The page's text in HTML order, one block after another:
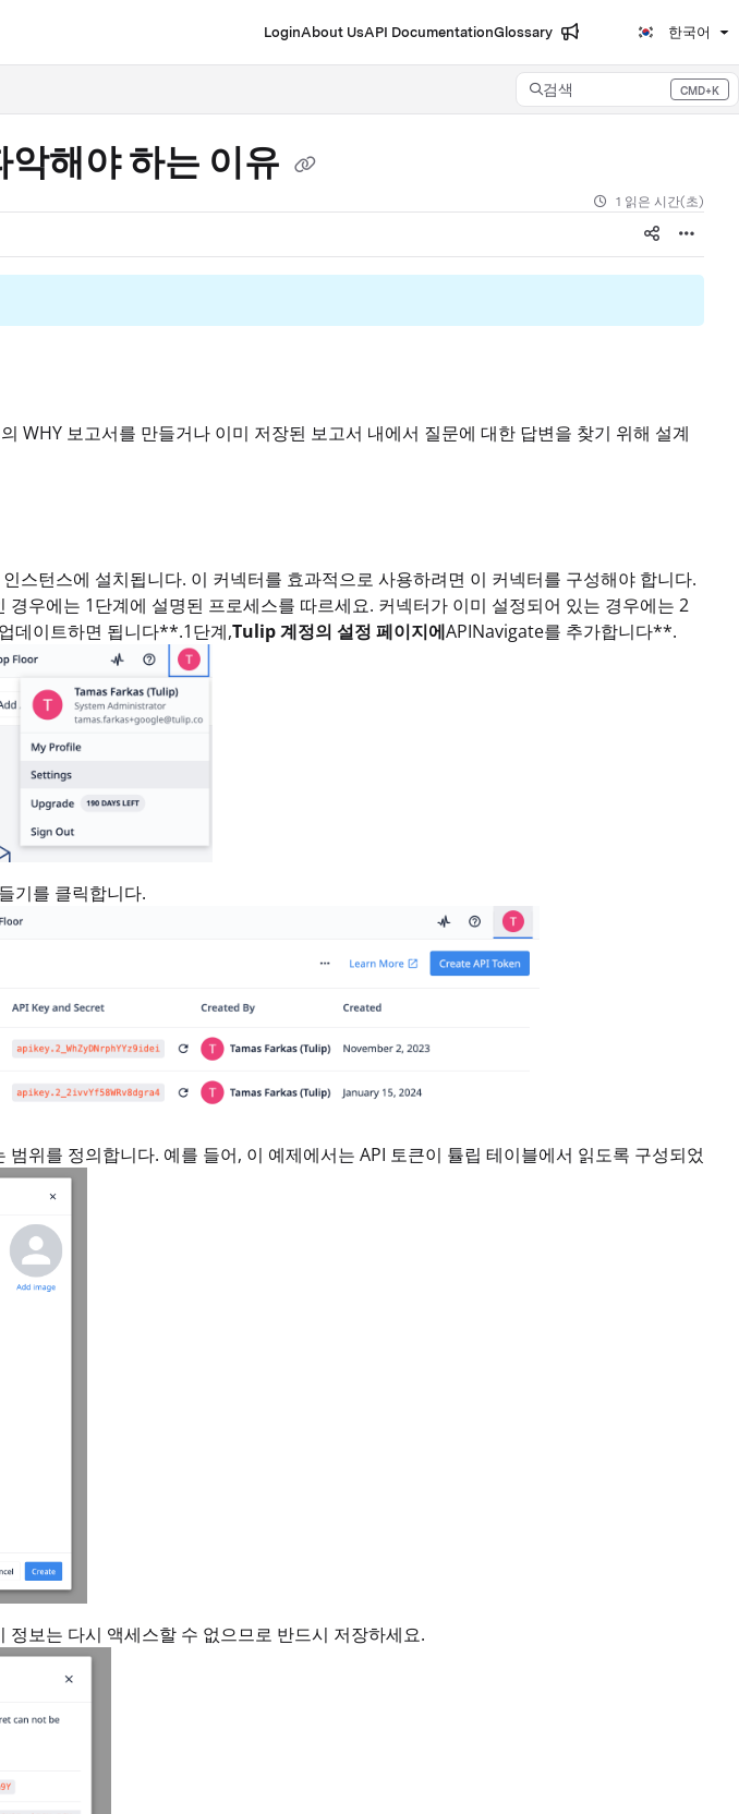
LoginAbout UsAPI DocumentationGlossary 한국어
검색 CMD+K
Press CMD+K to open search
해야 하는 이유
1 읽은 시간(초)
WHY 보고서를 만들거나 이미 저장된 보고서 내에서 질문에 대한 답변을 찾기 위해 설계
스턴스에 설치됩니다. 이 커넥터를 효과적으로 사용하려면 이 커넥터를 구성해야 합니다.
우에는 1단계에 설명된 프로세스를 따르세요. 커넥터가 이미 설정되어 있는 경우에는 2
데이트하면 됩니다**.1단계,Tulip 계정의 설정 페이지에APINavigate를 추가합니다**.
기를 클릭합니다.
위를 정의합니다. 예를 들어, 이 예제에서는 API 토큰이 튤립 테이블에서 읽도록 구성되었
보는 다시 액세스할 수 없으므로 반드시 저장하세요.